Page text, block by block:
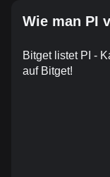
Wie man PI
Bitget listet PI -
auf Bitget!